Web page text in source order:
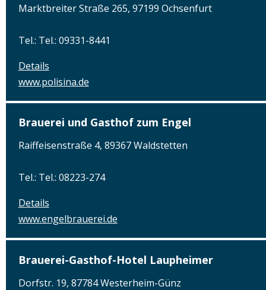
Marktbreiter Straße 265, 97199 Ochsenfurt
Tel.: Tel.: 09331-8441
Details
www.polisina.de
Brauerei und Gasthof zum Engel
Raiffeisenstraße 4, 89367 Waldstetten
Tel.: Tel.: 08223-274
Details
www.engelbrauerei.de
Brauerei-Gasthof-Hotel Laupheimer
Dorfstr. 19, 87784 Westerheim-Günz